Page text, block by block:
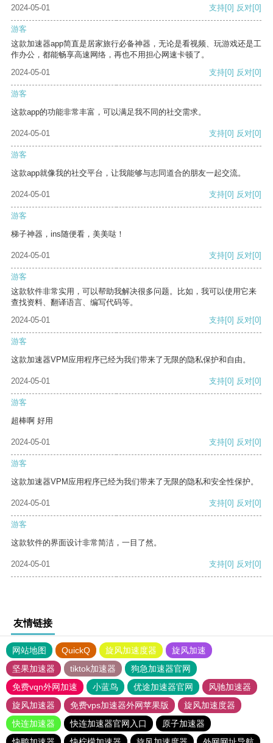
2024-05-01
支持[0] 反对[0]
游客
这款加速器app简直是居家旅行必备神器，无论是看视频、玩游戏还是工
作办公，都能畅享高速网络，再也不用担心网速卡顿了。
2024-05-01
支持[0] 反对[0]
游客
这款app的功能非常丰富，可以满足我不同的社交需求。
2024-05-01 支持[0] 反对[0]
游客
这款app就像我的社交平台，让我能够与志同道合的朋友一起交流。
2024-05-01 支持[0] 反对[0]
游客
梯子神器，ins随便看，美美哒！
2024-05-01 支持[0] 反对[0]
游客
这款软件非常实用，可以帮助我解决很多问题。比如，我可以使用它来
查找资料、翻译语言、编写代码等。
2024-05-01
支持[0] 反对[0]
游客
这款加速器VPM应用程序已经为我们带来了无限的隐私保护和自由。
2024-05-01 支持[0] 反对[0]
游客
超棒啊 好用
2024-05-01 支持[0] 反对[0]
游客
这款加速器VPM应用程序已经为我们带来了无限的隐私和安全性保护。
2024-05-01 支持[0] 反对[0]
游客
这款软件的界面设计非常简洁，一目了然。
2024-05-01 支持[0] 反对[0]
友情链接
网站地图 QuickQ 旋风加速度器
旋风加速
坚果加速器
tiktok加速器
狗急加速器官网
免费vqn外网加速
小蓝鸟 优途加速器官网
风驰加速器
旋风加速器
免费vps加速器外网苹果版
旋风加速度器
快连加速器
快连加速器官网入口
原子加速器